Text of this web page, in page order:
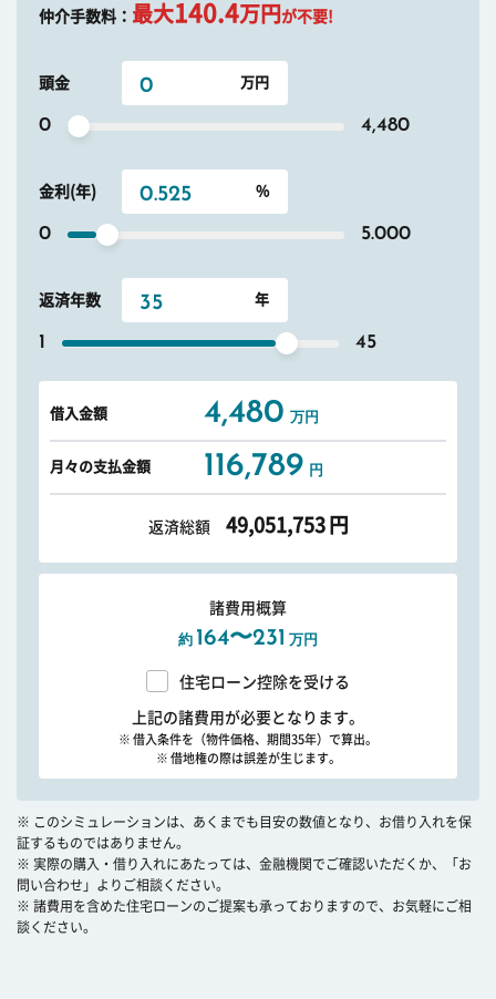
仲介手数料： 最大140.4万円 が不要!
頭金
0 4,480
金利(年)
0 5.000
返済年数
1 45
借入金額 4,480 万円
月々の支払金額 116,789 円
返済総額 49,051,753 円
諸費用概算
約 164〜231 万円
住宅ローン控除を受ける
上記の諸費用が必要となります。
※ 借入条件を（物件価格、期間35年）で算出。
※ 借地権の際は誤差が生じます。
※ このシミュレーションは、あくまでも目安の数値となり、お借り入れを保
証するものではありません。
※ 実際の購入・借り入れにあたっては、金融機関でご確認いただくか、「お
問い合わせ」よりご相談ください。
※ 諸費用を含めた住宅ローンのご提案も承っておりますので、お気軽にご相
談ください。